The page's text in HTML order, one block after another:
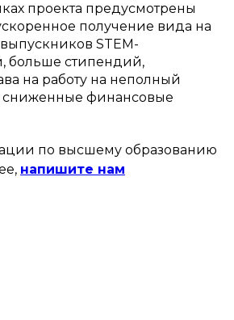
проекта предусмотрены
получение вида на
STEM-
больше стипендий,
на работу на неполный
сниженные финансовые
по высшему образованию
напишите нам